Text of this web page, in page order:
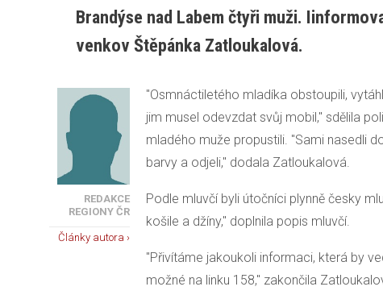
Brandýse nad Labem čtyři muži.
venkov Štěpánka Zatloukalová.
REDAKCE
REGIONY ČR
Články autora ›
"Osmnáctiletého mladíka obstoupili,
jim musel odevzdat svůj mobil," sdělila
mladého muže propustili. "Sami nasedli
barvy a odjeli," dodala Zatloukalová.
Podle mluvčí byli útočníci plynně česky
košile a džíny," doplnila popis mluvčí.
"Přivítáme jakoukoli informaci, která by
možné na linku 158," zakončila